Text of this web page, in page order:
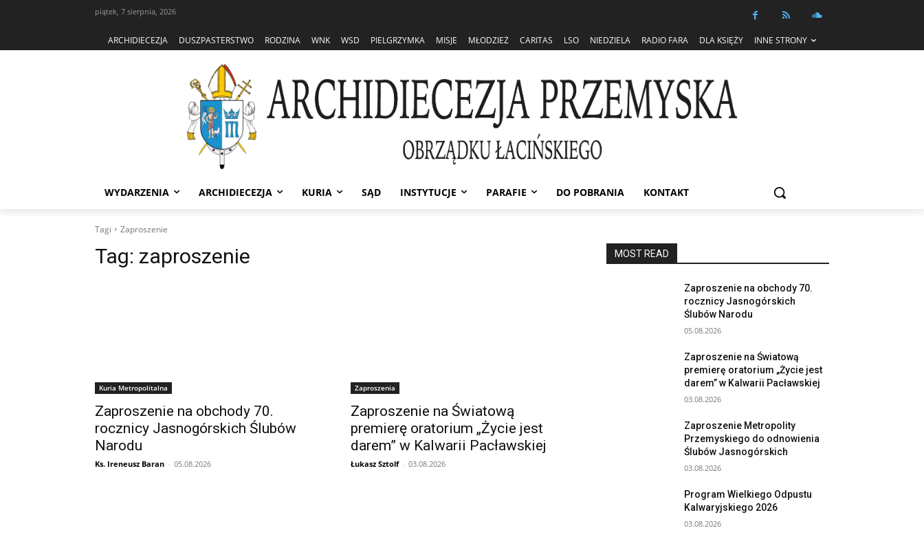
piątek, 7 sierpnia, 2026
ARCHIDIECEZJA DUSZPASTERSTWO RODZINA WNK WSD PIELGRZYMKA MISJE MŁODZIEŻ CARITAS LSO NIEDZIELA RADIO FARA DLA KSIĘŻY INNE STRONY
WYDARZENIA ARCHIDIECEZJA KURIA SĄD INSTYTUCJE PARAFIE DO POBRANIA KONTAKT
Tagi Zaproszenie
Tag: zaproszenie
Kuria Metropolitalna
Zaproszenie na obchody 70.
rocznicy Jasnogórskich Ślubów
Narodu
Ks. Ireneusz Baran - 05.08.2026
Zaproszenia
Zaproszenie na Światową
premierę oratorium „Życie jest
darem” w Kalwarii Pacławskiej
Łukasz Sztolf - 03.08.2026
MOST READ
Zaproszenie na obchody 70.
rocznicy Jasnogórskich
Ślubów Narodu
05.08.2026
Zaproszenie na Światową
premierę oratorium „Życie jest
darem” w Kalwarii Pacławskiej
03.08.2026
Zaproszenie Metropolity
Przemyskiego do odnowienia
Ślubów Jasnogórskich
03.08.2026
Program Wielkiego Odpustu
Kalwaryjskiego 2026
03.08.2026